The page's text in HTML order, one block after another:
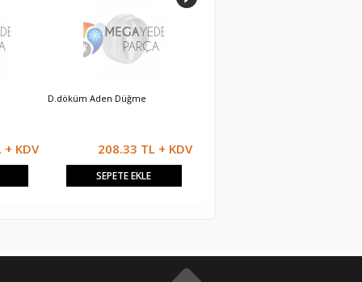
+ KDV
D.döküm Aden Düğme
208.33 TL + KDV
SEPETE EKLE